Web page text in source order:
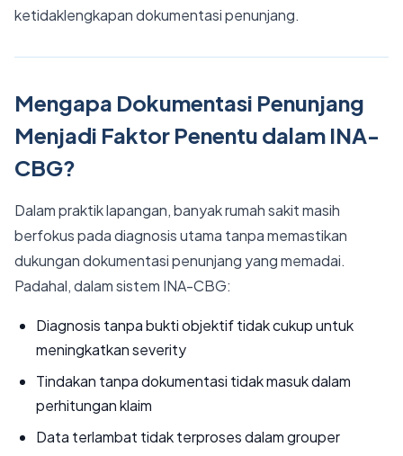
ketidaklengkapan dokumentasi penunjang.
Mengapa Dokumentasi Penunjang
Menjadi Faktor Penentu dalam INA-
CBG?
Dalam praktik lapangan, banyak rumah sakit masih
berfokus pada diagnosis utama tanpa memastikan
dukungan dokumentasi penunjang yang memadai.
Padahal, dalam sistem INA-CBG:
Diagnosis tanpa bukti objektif tidak cukup untuk
meningkatkan severity
Tindakan tanpa dokumentasi tidak masuk dalam
perhitungan klaim
Data terlambat tidak terproses dalam grouper